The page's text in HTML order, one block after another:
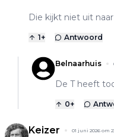
Die kijkt niet uit
1+ Antwoord
Belnaarhuis
De T heeft
0+
Keizer 01 juni 2026 om